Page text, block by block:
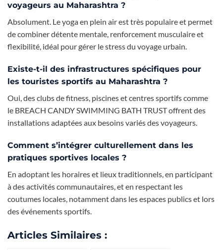
voyageurs au Maharashtra ?
Absolument. Le yoga en plein air est très populaire et permet
de combiner détente mentale, renforcement musculaire et
flexibilité, idéal pour gérer le stress du voyage urbain.
Existe-t-il des infrastructures spécifiques pour
les touristes sportifs au Maharashtra ?
Oui, des clubs de fitness, piscines et centres sportifs comme
le BREACH CANDY SWIMMING BATH TRUST offrent des
installations adaptées aux besoins variés des voyageurs.
Comment s’intégrer culturellement dans les
pratiques sportives locales ?
En adoptant les horaires et lieux traditionnels, en participant
à des activités communautaires, et en respectant les
coutumes locales, notamment dans les espaces publics et lors
des événements sportifs.
Articles Similaires :